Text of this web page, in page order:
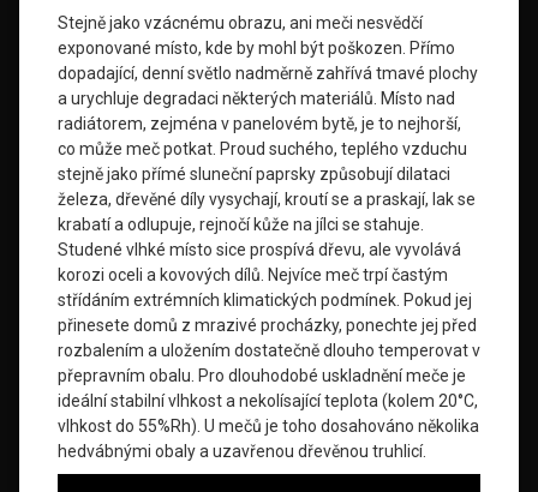
Stejně jako vzácnému obrazu, ani meči nesvědčí
exponované místo, kde by mohl být poškozen. Přímo
dopadající, denní světlo nadměrně zahřívá tmavé plochy
a urychluje degradaci některých materiálů. Místo nad
radiátorem, zejména v panelovém bytě, je to nejhorší,
co může meč potkat. Proud suchého, teplého vzduchu
stejně jako přímé sluneční paprsky způsobují dilataci
železa, dřevěné díly vysychají, kroutí se a praskají, lak se
krabatí a odlupuje, rejnočí kůže na jílci se stahuje.
Studené vlhké místo sice prospívá dřevu, ale vyvolává
korozi oceli a kovových dílů. Nejvíce meč trpí častým
střídáním extrémních klimatických podmínek. Pokud jej
přinesete domů z mrazivé procházky, ponechte jej před
rozbalením a uložením dostatečně dlouho temperovat v
přepravním obalu. Pro dlouhodobé uskladnění meče je
ideální stabilní vlhkost a nekolísající teplota (kolem 20°C,
vlhkost do 55%Rh). U mečů je toho dosahováno několika
hedvábnými obaly a uzavřenou dřevěnou truhlicí.